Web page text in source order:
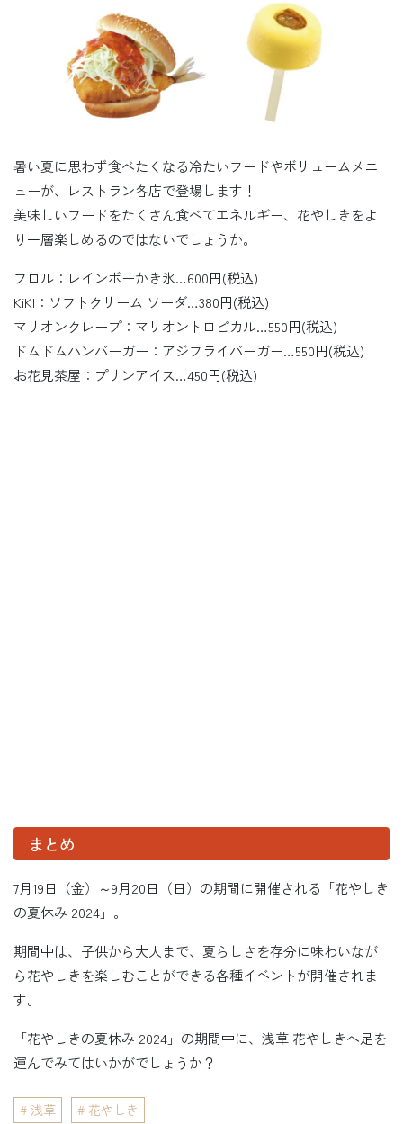
暑い夏に思わず食べたくなる冷たいフードやボリュームメニ
ューが、レストラン各店で登場します！
美味しいフードをたくさん食べてエネルギー、花やしきをよ
り一層楽しめるのではないでしょうか。
フロル：レインボーかき氷…600円(税込)
KiKI：ソフトクリーム ソーダ…380円(税込)
マリオンクレープ：マリオントロピカル…550円(税込)
ドムドムハンバーガー：アジフライバーガー…550円(税込)
お花見茶屋：プリンアイス…450円(税込)
まとめ
7月19日（金）～9月20日（日）の期間に開催される「花やしき
の夏休み 2024」。
期間中は、子供から大人まで、夏らしさを存分に味わいなが
ら花やしきを楽しむことができる各種イベントが開催されま
す。
「花やしきの夏休み 2024」の期間中に、浅草 花やしきへ足を
運んでみてはいかがでしょうか？
浅草 花やしき